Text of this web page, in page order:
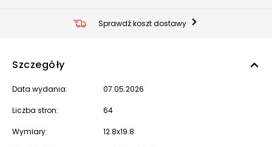
Sprawdź koszt dostawy
Szczegóły
Data wydania: 07.05.2026
Liczba stron: 64
Wymiary: 12.8x19.8